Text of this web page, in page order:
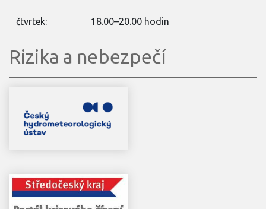
čtvrtek: 18.00–20.00 hodin
Rizika a nebezpečí